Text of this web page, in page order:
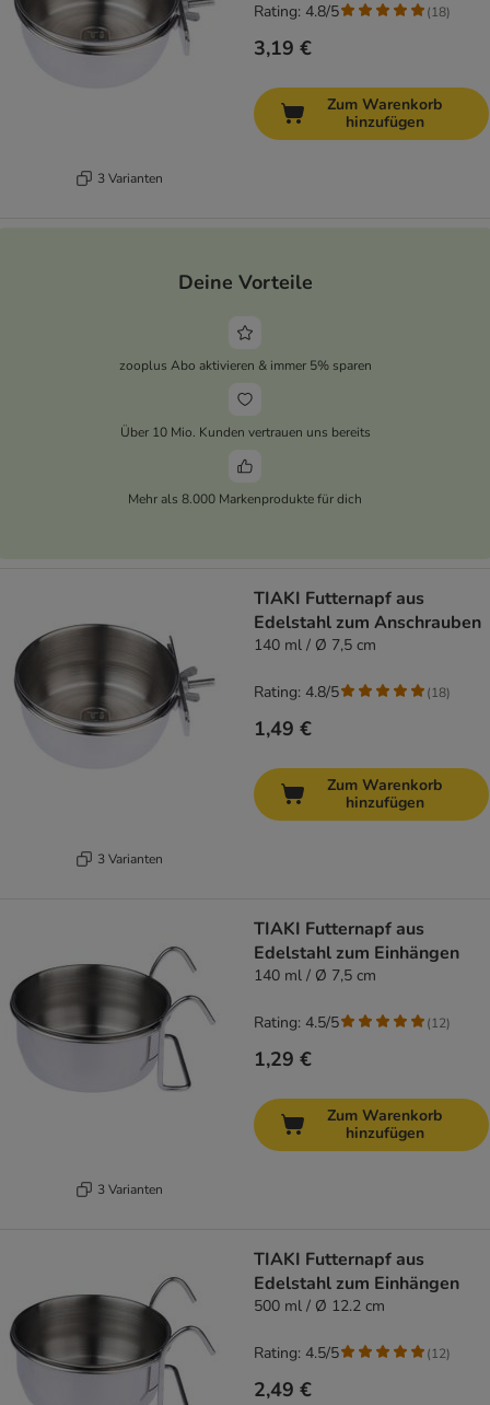
3 Varianten
3,19 €
Rating: 4.8/5 (18)
Zum Warenkorb
hinzufügen
Deine Vorteile
zooplus Abo aktivieren & immer 5% sparen
Über 10 Mio. Kunden vertrauen uns bereits
Mehr als 8.000 Markenprodukte für dich
3 Varianten
TIAKI Futternapf aus
Edelstahl zum Anschrauben
140 ml / Ø 7,5 cm
1,49 €
Rating: 4.8/5 (18)
Zum Warenkorb
hinzufügen
3 Varianten
TIAKI Futternapf aus
Edelstahl zum Einhängen
140 ml / Ø 7,5 cm
1,29 €
Rating: 4.5/5 (12)
Zum Warenkorb
hinzufügen
TIAKI Futternapf aus
Edelstahl zum Einhängen
500 ml / Ø 12.2 cm
2,49 €
Rating: 4.5/5 (12)